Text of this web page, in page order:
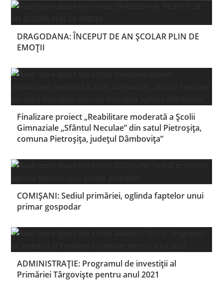
DRAGODANA: ÎNCEPUT DE AN ȘCOLAR PLIN DE
EMOȚII
Finalizare proiect „Reabilitare moderată a Școlii
Gimnaziale „Sfântul Neculae” din satul Pietroșița,
comuna Pietroșița, județul Dâmbovița”
COMIȘANI: Sediul primăriei, oglinda faptelor unui
primar gospodar
ADMINISTRAŢIE: Programul de investiții al
Primăriei Târgovişte pentru anul 2021